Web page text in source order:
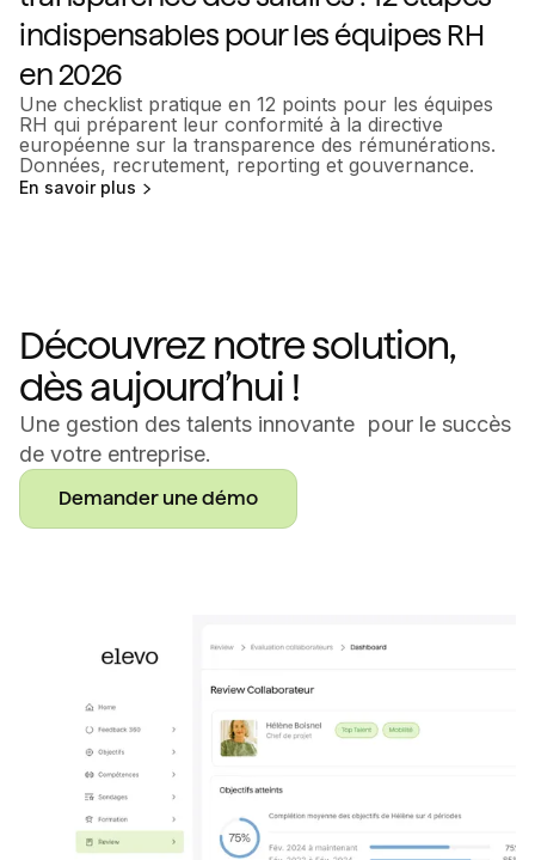
indispensables pour les équipes RH
en 2026
Une checklist pratique en 12 points pour les équipes
RH qui préparent leur conformité à la directive
européenne sur la transparence des rémunérations.
Données, recrutement, reporting et gouvernance.
En savoir plus
Découvrez notre solution,
dès aujourd’hui !
Une gestion des talents innovante pour le succès
de votre entreprise.
Demander une démo